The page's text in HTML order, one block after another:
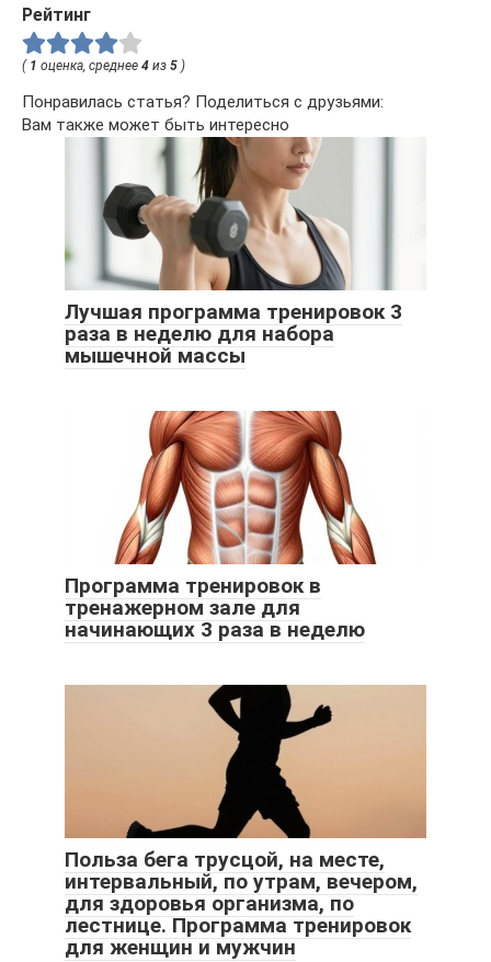
Рейтинг
( 1 оценка, среднее 4 из 5 )
Понравилась статья? Поделиться с друзьями:
Вам также может быть интересно
Лучшая программа тренировок 3
раза в неделю для набора
мышечной массы
Программа тренировок в
тренажерном зале для
начинающих 3 раза в неделю
Польза бега трусцой, на месте,
интервальный, по утрам, вечером,
для здоровья организма, по
лестнице. Программа тренировок
для женщин и мужчин